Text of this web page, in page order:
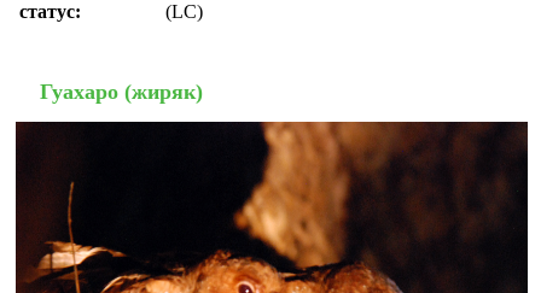
статус:
(LC)
Гуахаро (жиряк)